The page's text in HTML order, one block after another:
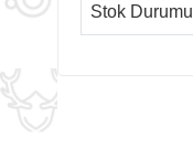
Stok Durumu